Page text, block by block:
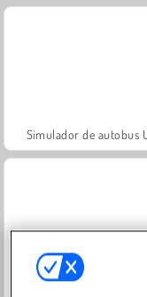
Simulador de autobus
Shadow Ninja